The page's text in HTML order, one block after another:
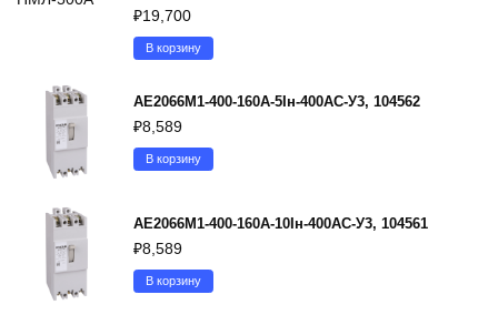
₽19,700
В корзину
АЕ2066М1-400-160А-5Iн-400AC-У3, 104562
₽8,589
В корзину
АЕ2066М1-400-160А-10Iн-400AC-У3, 104561
₽8,589
В корзину